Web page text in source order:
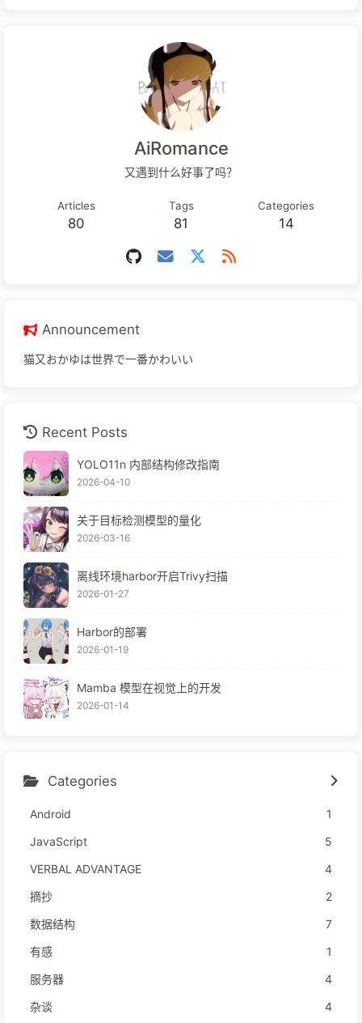
AiRomance
又遇到什么好事了吗？
Articles
80
Tags
81
Categories
14
Announcement
猫又おかゆは世界で一番かわいい
Recent Posts
YOLO11n 内部结构修改指南
2026-04-10
关于目标检测模型的量化
2026-03-16
离线环境harbor开启Trivy扫描
2026-01-27
Harbor的部署
2026-01-19
Mamba 模型在视觉上的开发
2026-01-14
Categories
Android
1
JavaScript
5
VERBAL ADVANTAGE
4
摘抄
2
数据结构
7
有感
1
服务器
4
杂谈
4